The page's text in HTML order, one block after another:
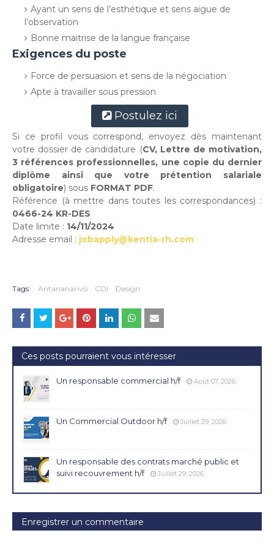
Ayant un sens de l’esthétique et sens aigue de
l’observation
Bonne maitrise de la langue française
Exigences du poste
Force de persuasion et sens de la négociation
Apte à travailler sous pression
Postulez ici
Si ce profil vous correspond, envoyez dès maintenant
votre dossier de candidature (CV, Lettre de motivation,
3 références professionnelles, une copie du dernier
diplôme ainsi que votre prétention salariale
obligatoire) sous FORMAT PDF.
Référence (à mettre dans toutes les correspondances) :
0466-24 KR-DES
Date limite : 14/11/2024
Adresse email : jobapply@kentia-rh.com
Tags: Antananarivo CDI Design
Ces posts pourraient vous intéresser
Un responsable commercial h/f Août 07, 2026
Un Commercial Outdoor h/f Juillet 29, 2026
Un responsable des contrats marché public et
suivi recouvrement h/f
Juillet 29, 2026
Enregistrer un commentaire